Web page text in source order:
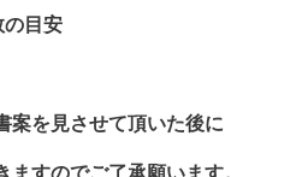
の目安
案を見させて頂いた後に